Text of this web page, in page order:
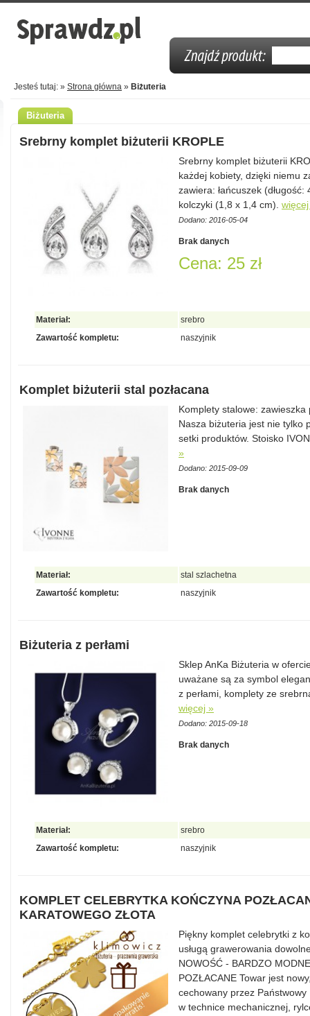
Jesteś tutaj: » Strona główna » Biżuteria
Biżuteria
Srebrny komplet biżuterii KROPLE
Srebrny komplet biżuterii
każdej kobiety, dzięki niemu
zawiera: łańcuszek
kolczyki (1,8 x 1,4 cm).
Dodano: 2016-05-04
Brak danych
Cena: 25 zł
Materiał:
srebro
Zawartość kompletu:
naszyjnik
Komplet biżuterii stal pozłacana
Komplety stalowe: zawieszka
Nasza biżuteria jest nie tylko
setki produktów. Stoisko
»
Dodano: 2015-09-09
Brak danych
Materiał:
stal szlachetna
Zawartość kompletu:
naszyjnik
Biżuteria z perłami
Sklep AnKa Biżuteria w
uważane są za symbol
z perłami, komplety ze
więcej »
Dodano: 2015-09-18
Brak danych
Materiał:
srebro
Zawartość kompletu:
naszyjnik
KOMPLET CELEBRYTKA KOŃCZYNA
KARATOWEGO ZŁOTA
Piękny komplet celebrytki z
usługą grawerowania
NOWOŚĆ - BARDZO
POZŁACANE Towar jest
cechowany przez
w technice mechanicznej,